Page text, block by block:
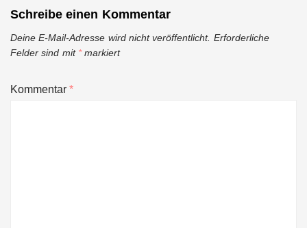
Schreibe einen Kommentar
Deine E-Mail-Adresse wird nicht veröffentlicht. Erforderliche
Felder sind mit *markiert
Kommentar*